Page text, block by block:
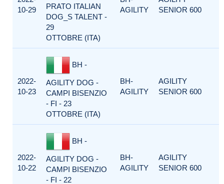
10-29
PRATO ITALIAN
DOG_S TALENT -
29
OTTOBRE (ITA)
AGILITY
SENIOR 600
2022-
10-23
BH -
AGILITY DOG -
CAMPI BISENZIO
- FI - 23
OTTOBRE (ITA)
BH-
AGILITY
AGILITY
SENIOR 600
2022-
10-22
BH -
AGILITY DOG -
CAMPI BISENZIO
- FI - 22
BH-
AGILITY
AGILITY
SENIOR 600